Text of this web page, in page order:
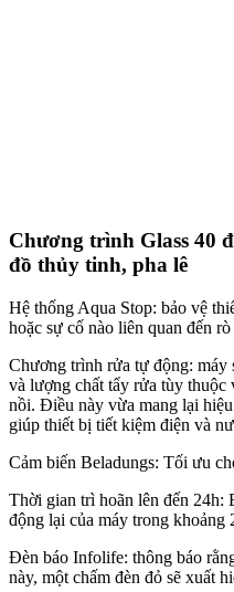
Chương trình Glass 40
đồ thủy tinh, pha lê
Hệ thống Aqua Stop: bảo vệ
hoặc sự cố nào liên quan đến
Chương trình rửa tự động:
và lượng chất tẩy rửa tùy thuộc
nồi. Điều này vừa mang lại
giúp thiết bị tiết kiệm điện và
Cảm biến Beladungs: Tối ưu
Thời gian trì hoãn lên đến 24h:
động lại của máy trong
Đèn báo Infolife: thông báo
này, một chấm đèn đỏ sẽ xuất